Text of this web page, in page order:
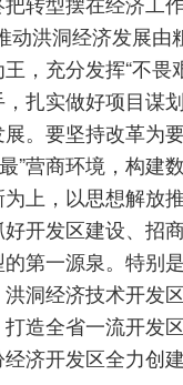
动洪洞经济发展
，充分发挥“不
扎实做好项目谋
。要坚持改革为
”营商环境，构
上，以思想解放
开发区建设、招
第一源泉。特别
洞经济技术开发
造全省一流开发
济开发区全力创